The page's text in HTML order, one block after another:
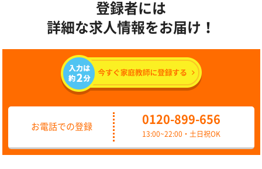
登録者には
詳細な求人情報をお届け！
お電話での登録
0120-899-656
13:00~22:00・土日祝OK